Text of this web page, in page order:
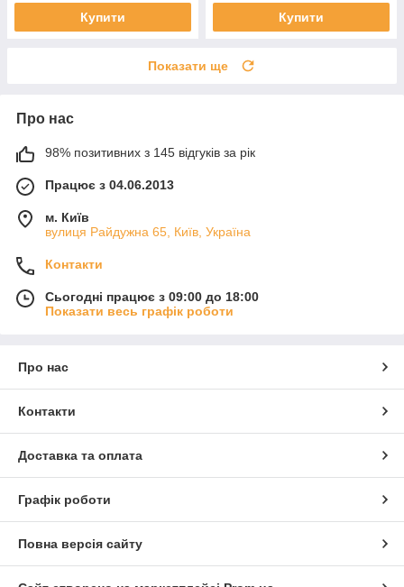
Купити Купити
Показати ще
Про нас
98% позитивних з 145 відгуків за рік
Працює з 04.06.2013
м. Київ
вулиця Райдужна 65, Київ, Україна
Контакти
Сьогодні працює з 09:00 до 18:00
Показати весь графік роботи
Про нас
Контакти
Доставка та оплата
Графік роботи
Повна версія сайту